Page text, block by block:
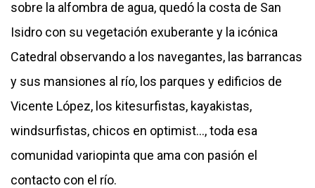
sobre la alfombra de agua, quedó la costa de San
Isidro con su vegetación exuberante y la icónica
Catedral observando a los navegantes, las barrancas
y sus mansiones al río, los parques y edificios de
Vicente López, los kitesurfistas, kayakistas,
windsurfistas, chicos en optimist…, toda esa
comunidad variopinta que ama con pasión el
contacto con el río.